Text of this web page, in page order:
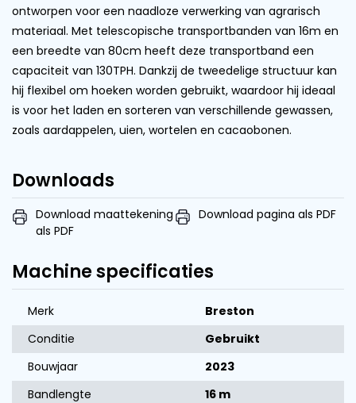
ontworpen voor een naadloze verwerking van agrarisch
materiaal. Met telescopische transportbanden van 16m en
een breedte van 80cm heeft deze transportband een
capaciteit van 130TPH. Dankzij de tweedelige structuur kan
hij flexibel om hoeken worden gebruikt, waardoor hij ideaal
is voor het laden en sorteren van verschillende gewassen,
zoals aardappelen, uien, wortelen en cacaobonen.
Downloads
Download maattekening
als PDF
Download pagina als PDF
Machine specificaties
Merk
Breston
Conditie
Gebruikt
Bouwjaar
2023
Bandlengte
16 m